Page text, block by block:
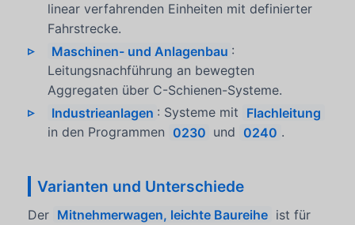
linear verfahrenden Einheiten mit definierter
Fahrstrecke.
Maschinen- und Anlagenbau :
Leitungsnachführung an bewegten
Aggregaten über C-Schienen-Systeme.
Industrieanlagen : Systeme mit Flachleitung
in den Programmen 0230 und 0240 .
Varianten und Unterschiede
Der Mitnehmerwagen, leichte Baureihe ist für